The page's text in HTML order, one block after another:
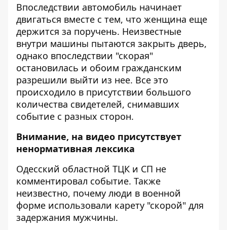
Впоследствии автомобиль начинает
двигаться вместе с тем, что женщина еще
держится за поручень. Неизвестные
внутри машины пытаются закрыть дверь,
однако впоследствии "скорая"
остановилась и обоим гражданским
разрешили выйти из нее. Все это
происходило в присутствии большого
количества свидетелей, снимавших
событие с разных сторон.
Внимание, на видео присутствует
ненормативная лексика
Одесский областной ТЦК и СП не
комментировал событие. Также
неизвестно, почему люди в военной
форме использовали карету "скорой" для
задержания мужчины.